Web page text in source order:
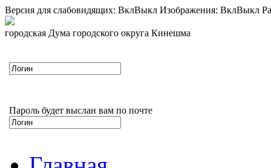
Версия для слабовидящих: ВклВыкл Изображения: ВклВыкл
городская Дума городского округа Кинешма
Пароль будет выслан вам по почте